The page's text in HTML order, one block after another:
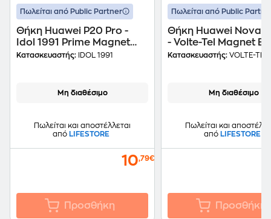
Πωλείται από Public Partner
Θήκη Huawei P20 Pro -
Idol 1991 Prime Magnet
Book Stand - Gold
Κατασκευαστής: IDOL 1991
Μη διαθέσιμο
Πωλείται και αποστέλλεται
από LIFESTORE
10,79€
Προσθήκη
Πωλείται από Public
Θήκη Huawei Nova
- Volte-Tel Magnet
Stand - Dark Blue
Κατασκευαστής: VOLTE-TEL
Μη διαθέσιμο
Πωλείται και
από LIFESTORE
Προσθήκη